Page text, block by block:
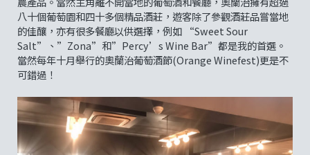
八十個葡萄園和四十多個精品酒莊，遊客除了參觀酒莊品嘗當地
的佳釀，亦有很多餐廳以供選擇，例如 “Sweet Sour
Salt”、”Zona”和”Percy’s Wine Bar”都是我的首選。
當然每年十月舉行的奧蘭治葡萄酒節(Orange Winefest)更是不
可錯過！